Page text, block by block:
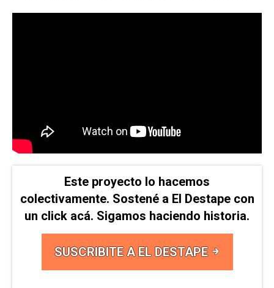
Este proyecto lo hacemos
colectivamente. Sostené a El Destape con
un click acá. Sigamos haciendo historia.
SUSCRIBITE A EL DESTAPE